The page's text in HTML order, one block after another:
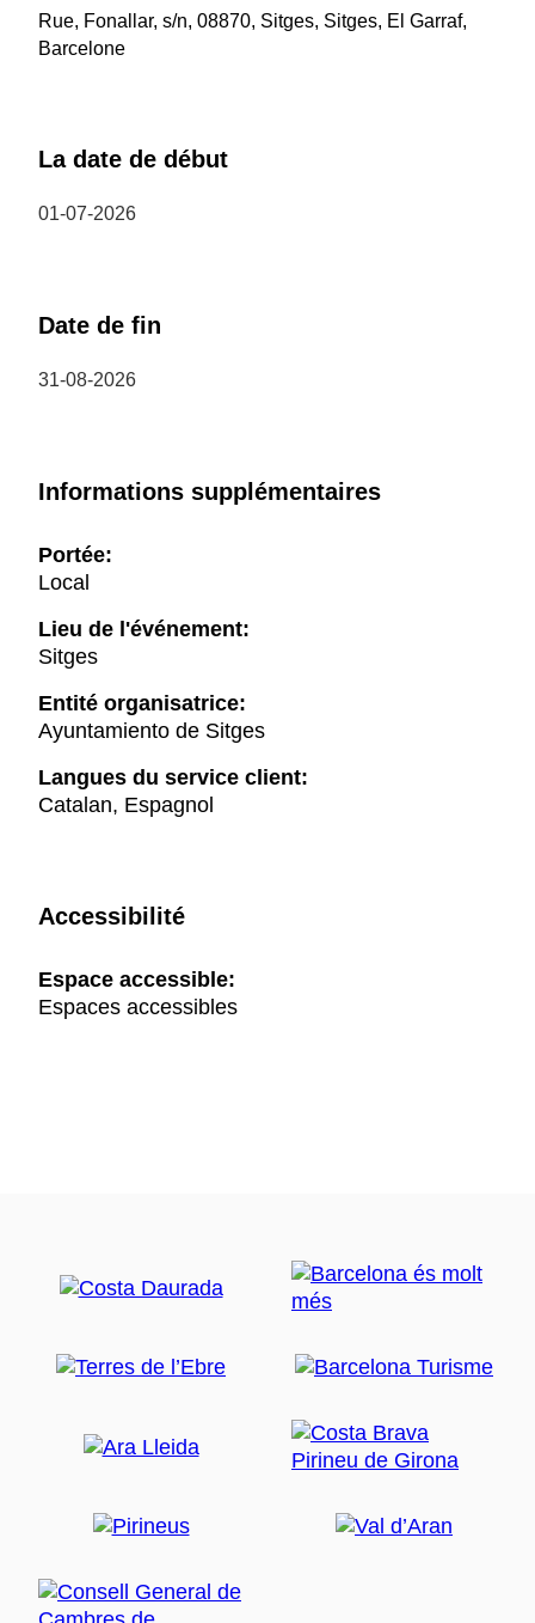
Rue, Fonallar, s/n, 08870, Sitges, Sitges, El Garraf,
Barcelone
La date de début
01-07-2026
Date de fin
31-08-2026
Informations supplémentaires
Portée:
Local
Lieu de l'événement:
Sitges
Entité organisatrice:
Ayuntamiento de Sitges
Langues du service client:
Catalan, Espagnol
Accessibilité
Espace accessible:
Espaces accessibles